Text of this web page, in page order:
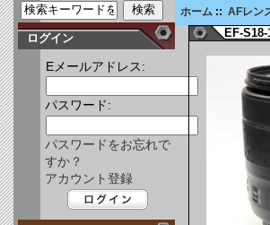
ログイン
Eメールアドレス:
パスワード:
パスワードをお忘れで
すか？
アカウント登録
ホーム ::AFレン
EF-